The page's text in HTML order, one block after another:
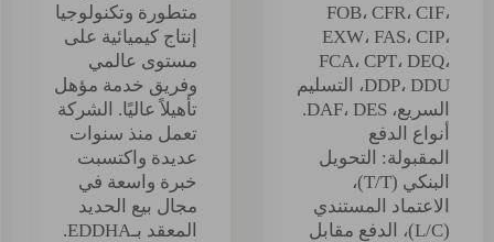
FOB، CFR، CIF،
EXW، FAS، CIP،
FCA، CPT، DEQ،
DDP، DDU، التسليم
السريع، DAF، DES.
أنواع الدفع
المقبولة: التحويل
البنكي (T/T)،
الاعتماد المستندي
(L/C)، الدفع مقابل
متطورة وتكنولوجيا
إنتاج كيميائية على
مستوى عالمي
وفريق خدمة مؤهل
تأهيلاً عاليًا. الشركة
تعمل منذ سنوات
عديدة واكتسبت
خبرة واسعة في
مجال بيع الحديد
المعقد بـEDDHA.